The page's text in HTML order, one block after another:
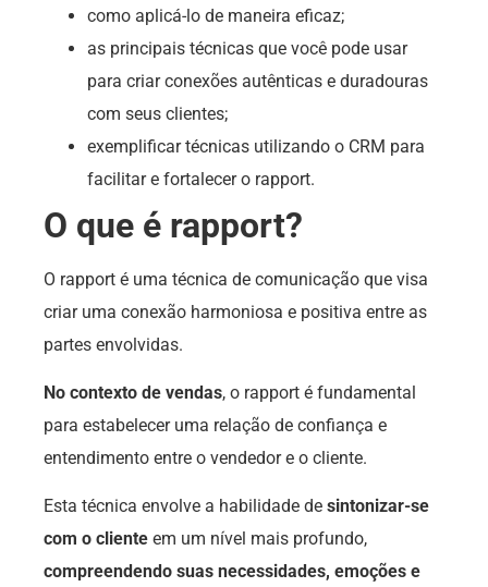
como aplicá-lo de maneira eficaz;
as principais técnicas que você pode usar
para criar conexões autênticas e duradouras
com seus clientes;
exemplificar técnicas utilizando o CRM para
facilitar e fortalecer o rapport.
O que é rapport?
O rapport é uma técnica de comunicação que visa
criar uma conexão harmoniosa e positiva entre as
partes envolvidas.
No contexto de vendas, o rapport é fundamental
para estabelecer uma relação de confiança e
entendimento entre o vendedor e o cliente.
Esta técnica envolve a habilidade de sintonizar-se
com o cliente em um nível mais profundo,
compreendendo suas necessidades, emoções e